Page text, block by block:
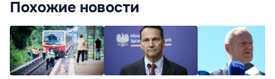
Похожие новости